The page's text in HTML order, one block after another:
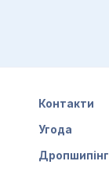
Контакти
Угода
Дропшипінг